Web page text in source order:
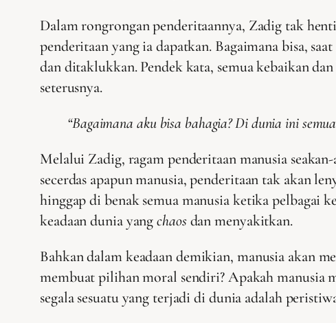
Dalam rongrongan penderitaannya, Zadig tak
penderitaan yang ia dapatkan. Bagaimana bisa,
dan ditaklukkan. Pendek kata, semua kebaikan
seterusnya.
“Bagaimana aku bisa bahagia? Di dunia ini
Melalui Zadig, ragam penderitaan manusia
secerdas apapun manusia, penderitaan tak akan
hinggap di benak semua manusia ketika pelbagai
keadaan dunia yangchaosdan menyakitkan.
Bahkan dalam keadaan demikian, manusia akan
membuat pilihan moral sendiri? Apakah manusia
segala sesuatu yang terjadi di dunia adalah